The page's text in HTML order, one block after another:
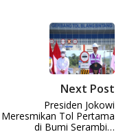
Next Post
Presiden Jokowi
Meresmikan Tol Pertama
di Bumi Serambi…